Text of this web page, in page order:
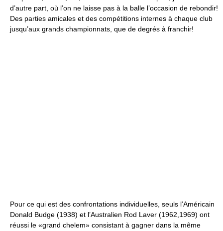
d’autre part, où l’on ne laisse pas à la balle l’occasion de rebondir!
Des parties amicales et des compétitions internes à chaque club
jusqu’aux grands championnats, que de degrés à franchir!
Pour ce qui est des confrontations individuelles, seuls l’Américain
Donald Budge (1938) et l’Australien Rod Laver (1962,1969) ont
réussi le «grand chelem» consistant à gagner dans la même